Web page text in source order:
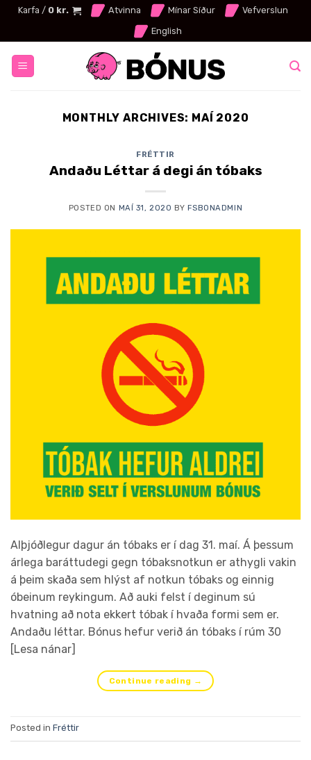
Skip
content
Karfa / 0 kr. Atvinna Mínar Síður
Vefverslun
English
MONTHLY ARCHIVES: MAÍ 2020
FRÉTTIR
Andaðu Léttar á degi án tóbaks
POSTED ON MAÍ 31, 2020 BYFSBONADMIN
Alþjóðlegur dagur án tóbaks er í dag 31. maí. Á þessum
árlega baráttudegi gegn tóbaksnotkun er athygli vakin
á þeim skaða sem hlýst af notkun tóbaks og einnig
óbeinum reykingum. Að auki felst í deginum sú
hvatning að nota ekkert tóbak í hvaða formi sem er.
Andaðu léttar. Bónus hefur verið án tóbaks í rúm 30
[Lesa nánar]
Continue reading →
Posted in Fréttir